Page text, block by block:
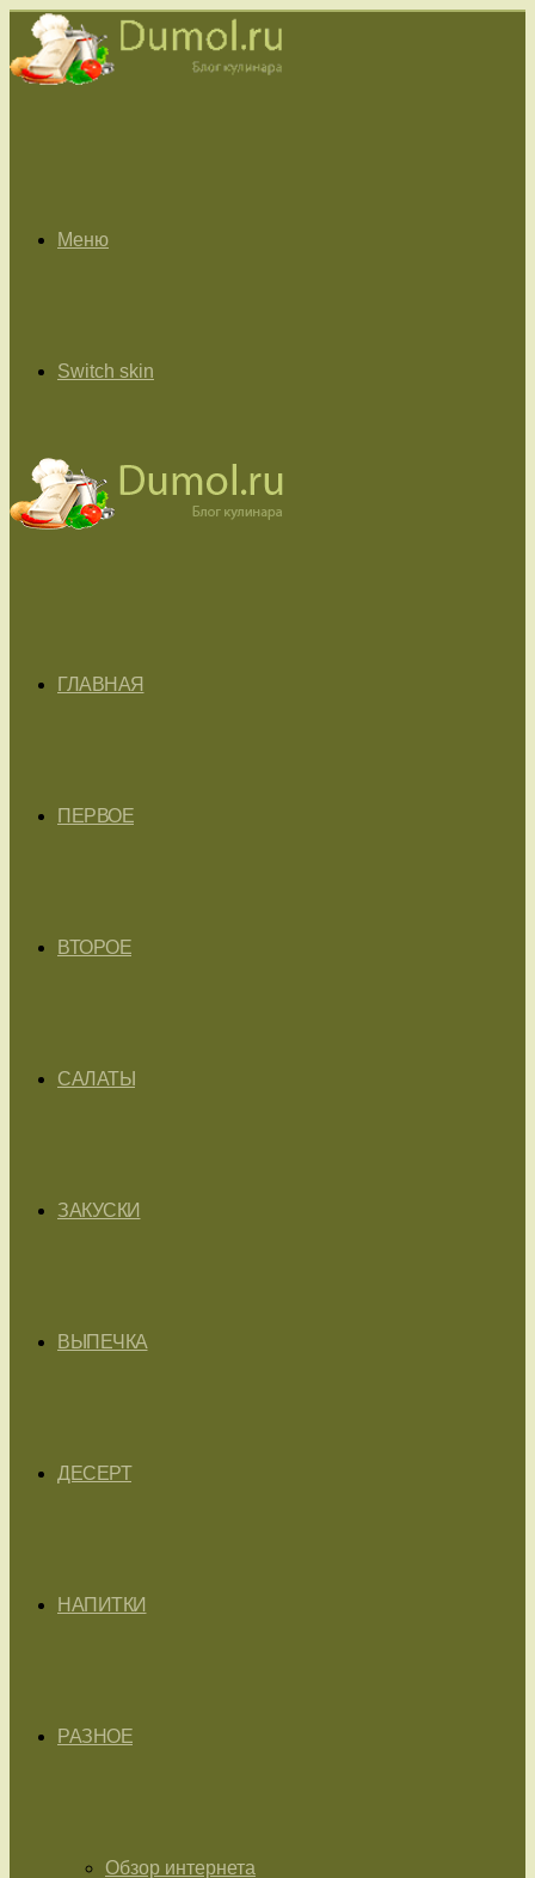
Меню
Switch skin
ГЛАВНАЯ
ПЕРВОЕ
ВТОРОЕ
САЛАТЫ
ЗАКУСКИ
ВЫПЕЧКА
ДЕСЕРТ
НАПИТКИ
РАЗНОЕ
Обзор интернета